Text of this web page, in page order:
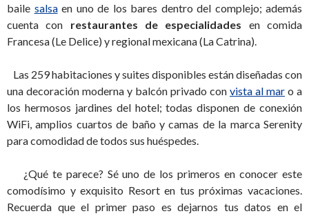
baile salsaen uno de los bares dentro del complejo; además
cuenta con restaurantes de especialidades en comida
Francesa (Le Delice) y regional mexicana (La Catrina).
Las 259 habitaciones y suites disponibles están diseñadas con
una decoración moderna y balcón privado con vista al mar o a
los hermosos jardines del hotel; todas disponen de conexión
WiFi, amplios cuartos de baño y camas de la marca Serenity
para comodidad de todos sus huéspedes.
¿Qué te parece? Sé uno de los primeros en conocer este
comodísimo y exquisito Resort en tus próximas vacaciones.
Recuerda que el primer paso es dejarnos tus datos en el